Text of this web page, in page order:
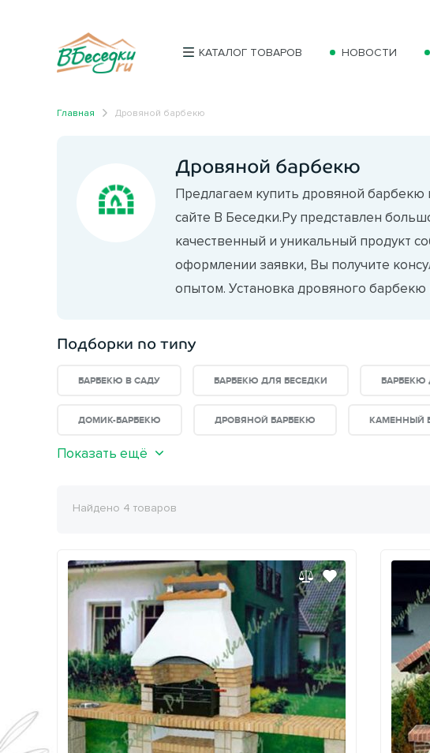
КАТАЛОГ ТОВАРОВ НОВОСТИ
Главная Дровяной барбекю
Дровяной барбекю
Предлагаем купить дровяной
сайте В Беседки.Ру представлен
качественный и уникальный продукт
оформлении заявки, Вы получите
опытом. Установка дровяного барбекю
Подборки по типу
БАРБЕКЮ В САДУ БАРБЕКЮ ДЛЯ БЕСЕДКИ БАРБЕКЮ
ДОМИК-БАРБЕКЮ ДРОВЯНОЙ БАРБЕКЮ КАМЕННЫЙ
Показать ещё
Найдено 4 товаров